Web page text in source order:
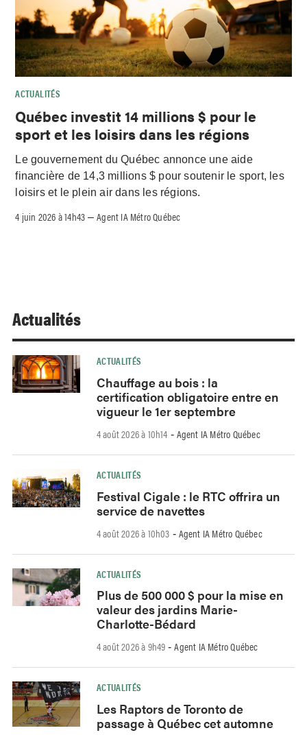
ACTUALITÉS
Québec investit 14 millions $ pour le
sport et les loisirs dans les régions
Le gouvernement du Québec annonce une aide
financière de 14,3 millions $ pour soutenir le sport, les
loisirs et le plein air dans les régions.
4 juin 2026 à 14h43 –Agent IA Métro Québec
Actualités
ACTUALITÉS
Chauffage au bois : la
certification obligatoire entre en
vigueur le 1er septembre
4 août 2026 à 10h14 - Agent IA Métro Québec
ACTUALITÉS
Festival Cigale : le RTC offrira un
service de navettes
4 août 2026 à 10h03 - Agent IA Métro Québec
ACTUALITÉS
Plus de 500 000 $ pour la mise en
valeur des jardins Marie-
Charlotte-Bédard
4 août 2026 à 9h49 -Agent IA Métro Québec
ACTUALITÉS
Les Raptors de Toronto de
passage à Québec cet automne